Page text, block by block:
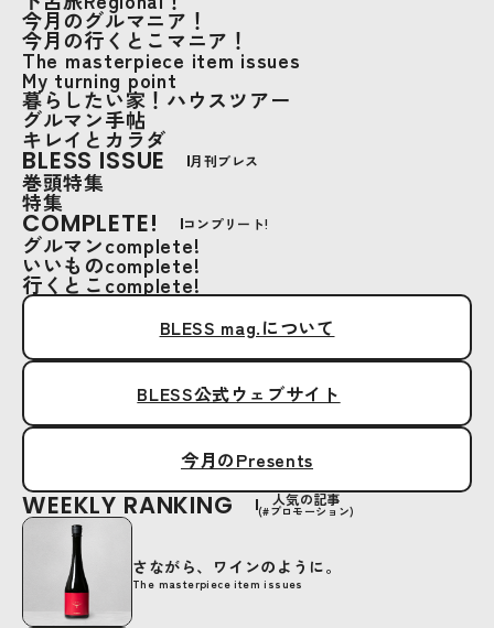
今月のグルマニア！
今月の行くとこマニア！
The masterpiece item issues
My turning point
暮らしたい家！ハウスツアー
グルマン手帖
キレイとカラダ
BLESS ISSUE 月刊ブレス
巻頭特集
特集
COMPLETE! コンプリート!
グルマンcomplete!
いいものcomplete!
行くとこcomplete!
BLESS mag.について
BLESS公式ウェブサイト
今月のPresents
WEEKLY RANKING 人気の記事
(#プロモーション)
The masterpiece item issues
さながら、ワインのように。